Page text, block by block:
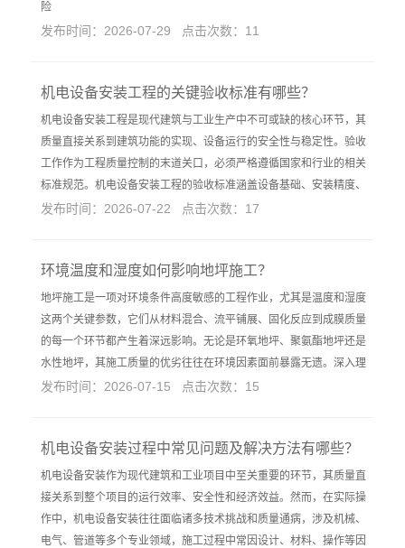
险
发布时间：2026-07-29 点击次数：11
机电设备安装工程的关键验收标准有哪些？
机电设备安装工程是现代建筑与工业生产中不可或缺的核心环节，其
质量直接关系到建筑功能的实现、设备运行的安全性与稳定性。验收
工作作为工程质量控制的末道关口，必须严格遵循国家和行业的相关
标准规范。机电设备安装工程的验收标准涵盖设备基础、安装精度、
发布时间：2026-07-22 点击次数：17
环境温度和湿度如何影响地坪施工？
地坪施工是一项对环境条件高度敏感的工程作业，尤其是温度和湿度
这两个关键参数，它们从材料混合、流平铺展、固化反应到成膜质量
的每一个环节都产生着深远影响。无论是环氧地坪、聚氨酯地坪还是
水性地坪，其施工质量的优劣往往在环境因素面前暴露无遗。深入理
发布时间：2026-07-15 点击次数：15
机电设备安装过程中常见问题及解决方法有哪些？
机电设备安装作为现代建筑和工业项目中至关重要的环节，其质量直
接关系到整个项目的运行效率、安全性和经济效益。然而，在实际操
作中，机电设备安装往往面临诸多技术挑战和质量通病，涉及机械、
电气、管道等多个专业领域，施工过程中常因设计、材料、操作等因